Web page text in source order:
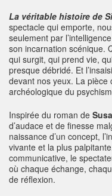
La véritable histoire de
spectacle qui emporte,
seulement par
son incarnation scénique.
qui surgit, qui prend vie,
presque débridé. Et
devant nos yeux. La
archéologique du
Inspirée du roman de
d’audace et de finesse
naissance d’un concept,
vivante et la plus
communicative, le
où chaque échange,
de réflexion.